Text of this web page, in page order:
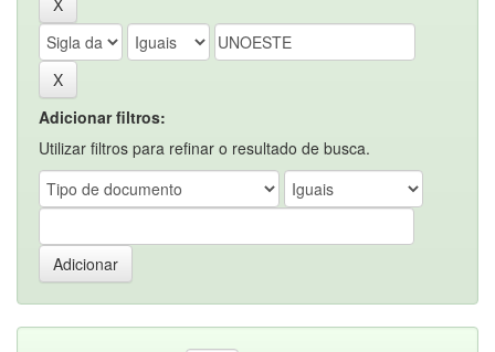
Adicionar filtros:
Utilizar filtros para refinar o resultado de busca.